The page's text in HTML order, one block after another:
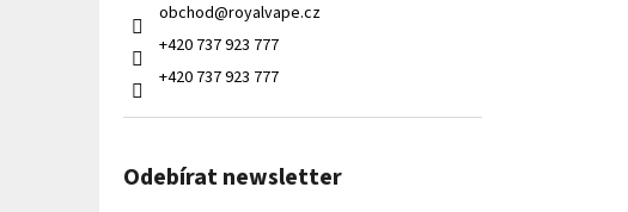
obchod@royalvape.cz
+420 737 923 777
+420 737 923 777
Odebírat newsletter